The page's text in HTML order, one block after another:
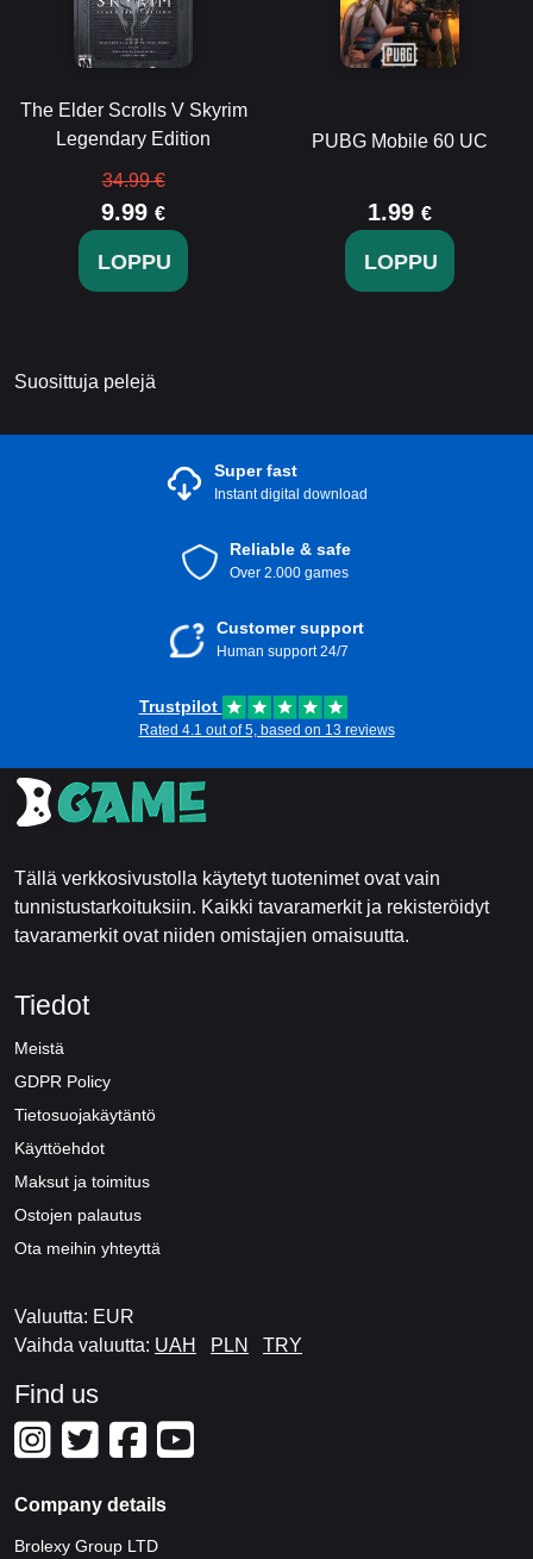
The Elder Scrolls V Skyrim
Legendary Edition
34.99 €
9.99 €
LOPPU
PUBG Mobile 60 UC
1.99 €
LOPPU
Suosittuja pelejä
Super fast
Instant digital download
Reliable & safe
Over 2.000 games
Customer support
Human support 24/7
Trustpilot
Rated 4.1 out of 5, based on 13 reviews
Tällä verkkosivustolla käytetyt tuotenimet ovat vain
tunnistustarkoituksiin. Kaikki tavaramerkit ja rekisteröidyt
tavaramerkit ovat niiden omistajien omaisuutta.
Tiedot
Meistä
GDPR Policy
Tietosuojakäytäntö
Käyttöehdot
Maksut ja toimitus
Ostojen palautus
Ota meihin yhteyttä
Valuutta: EUR
Vaihda valuutta: UAH PLN TRY
Find us
Company details
Brolexy Group LTD